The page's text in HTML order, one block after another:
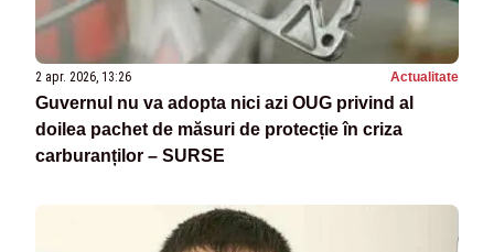
2 apr. 2026, 13:26 Actualitate
Guvernul nu va adopta nici azi OUG privind al
doilea pachet de măsuri de protecție în criza
carburanților – SURSE